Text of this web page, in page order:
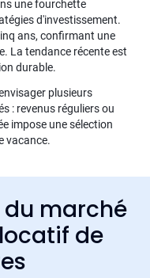
une fourchette
d'investissement.
ans, confirmant une
La tendance récente est
durable.
plusieurs
: revenus réguliers ou
impose une sélection
vacance.
marché
de